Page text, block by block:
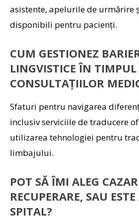
asistente, apelurile de urmărire
disponibili pentru pacienți.
CUM GESTIONEZ
LINGVISTICE ÎN TIMPUL
CONSULTAȚIILOR
Sfaturi pentru navigarea
inclusiv serviciile de traducere
utilizarea tehnologiei pentru
limbajului.
POT SĂ ÎMI ALEG
RECUPERARE, SAU
SPITAL?